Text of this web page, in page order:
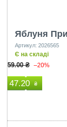
Яблуня
Артикул: 2026565
Є на складі
59.00 ₴ –20%
47.20 ₴